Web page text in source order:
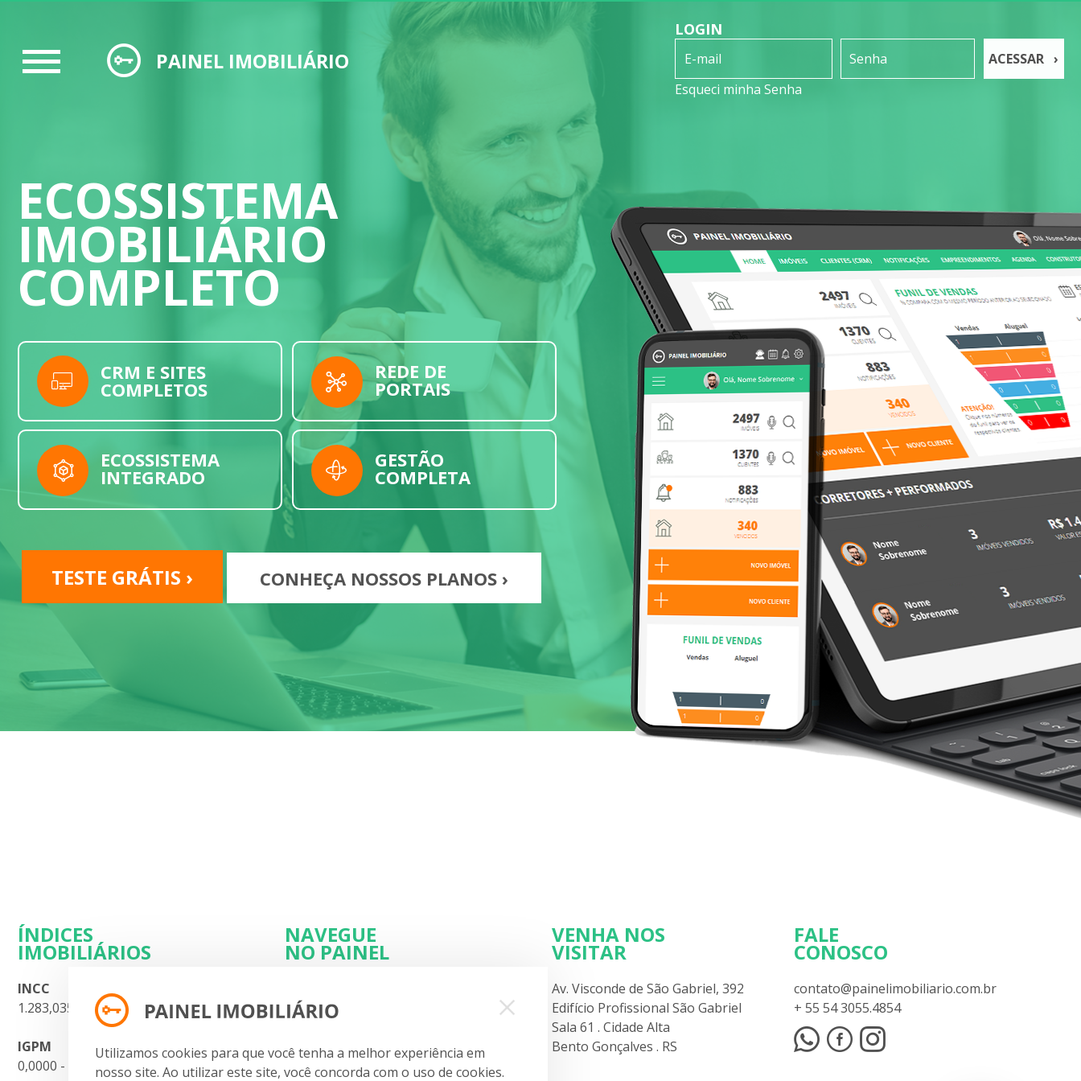
PAINEL IMOBILIÁRIO
LOGIN
ACESSAR ›
Esqueci minha Senha
ECOSSISTEMA
IMOBILIÁRIO
COMPLETO
CRM E SITES
COMPLETOS
REDE DE
PORTAIS
ECOSSISTEMA
INTEGRADO
GESTÃO
COMPLETA
TESTE GRÁTIS › CONHEÇA NOSSOS PLANOS ›
ÍNDICES
IMOBILIÁRIOS
INCC
1.283,035 - 07.2026
IGPM
0,0000 - 07.2026
NAVEGUE
NO PAINEL
Dúvidas
Termos de Uso
Cadastre-se
VENHA NOS
VISITAR
Av. Visconde de São Gabriel, 392
Edifício Profissional São Gabriel
Sala 61 . Cidade Alta
Bento Gonçalves . RS
FALE
CONOSCO
contato@painelimobiliario.com.br
+ 55 54 3055.4854
Utilizamos cookies para que você tenha a melhor experiência em
nosso site. Ao utilizar este site, você concorda com o uso de cookies.